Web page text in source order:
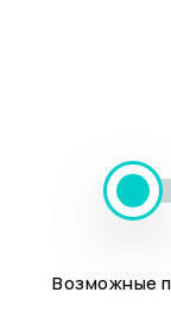
Возможные